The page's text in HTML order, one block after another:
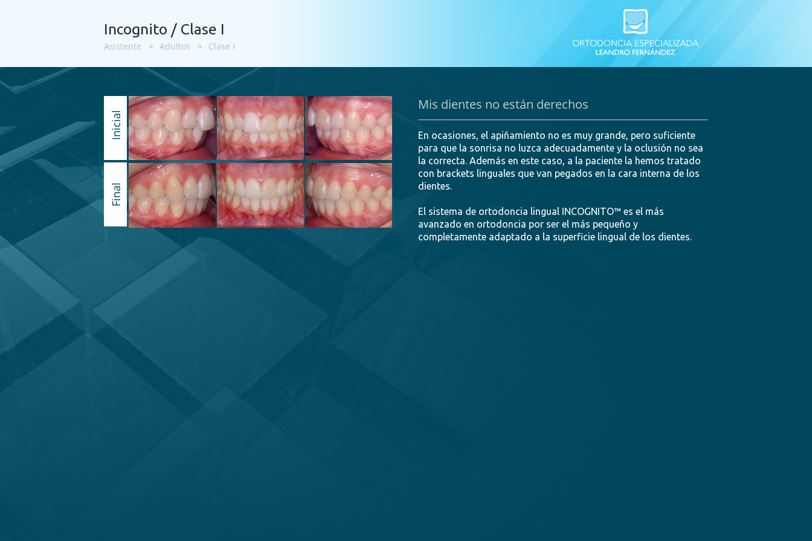
Incognito / Clase I
Asistente > Adultos > Clase I
Inicial
Final
Mis dientes no están derechos
En ocasiones, el apiñamiento no es muy grande, pero suficiente
para que la sonrisa no luzca adecuadamente y la oclusión no sea
la correcta. Además en este caso, a la paciente la hemos tratado
con brackets linguales que van pegados en la cara interna de los
dientes.
El sistema de ortodoncia lingual INCOGNITO™ es el más
avanzado en ortodoncia por ser el más pequeño y
completamente adaptado a la superficie lingual de los dientes.